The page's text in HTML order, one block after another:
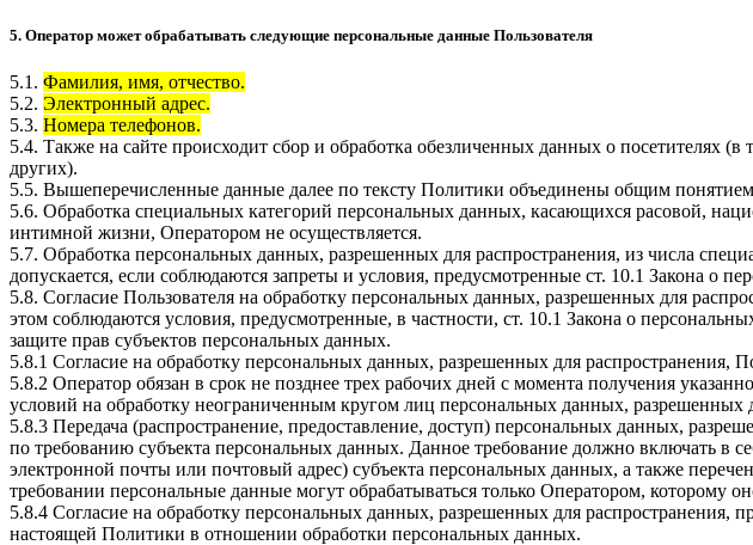
5. Оператор может обрабатывать следующие персональные данные Пользователя
5.1. Фамилия, имя, отчество.
5.2. Электронный адрес.
5.3. Номера телефонов.
5.4. Также на сайте происходит сбор и обработка обезличенных данных о посетителях
других).
5.5. Вышеперечисленные данные далее по тексту Политики объединены общим
5.6. Обработка специальных категорий персональных данных, касающихся расовой,
интимной жизни, Оператором не осуществляется.
5.7. Обработка персональных данных, разрешенных для распространения, из числа
допускается, если соблюдаются запреты и условия, предусмотренные ст. 10.1 Закона о
5.8. Согласие Пользователя на обработку персональных данных, разрешенных для
этом соблюдаются условия, предусмотренные, в частности, ст. 10.1 Закона о
защите прав субъектов персональных данных.
5.8.1 Согласие на обработку персональных данных, разрешенных для распространения,
5.8.2 Оператор обязан в срок не позднее трех рабочих дней с момента получения
условий на обработку неограниченным кругом лиц персональных данных, разрешенных
5.8.3 Передача (распространение, предоставление, доступ) персональных данных,
по требованию субъекта персональных данных. Данное требование должно включать
электронной почты или почтовый адрес) субъекта персональных данных, а также
требовании персональные данные могут обрабатываться только Оператором, которому
5.8.4 Согласие на обработку персональных данных, разрешенных для распространения,
настоящей Политики в отношении обработки персональных данных.